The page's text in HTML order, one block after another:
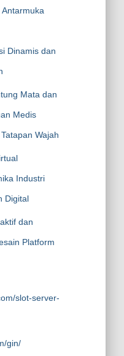
Dinamis dan
Mata dan
Medis
Wajah
Industri
Digital
dan
Platform
slot-server-
gin/